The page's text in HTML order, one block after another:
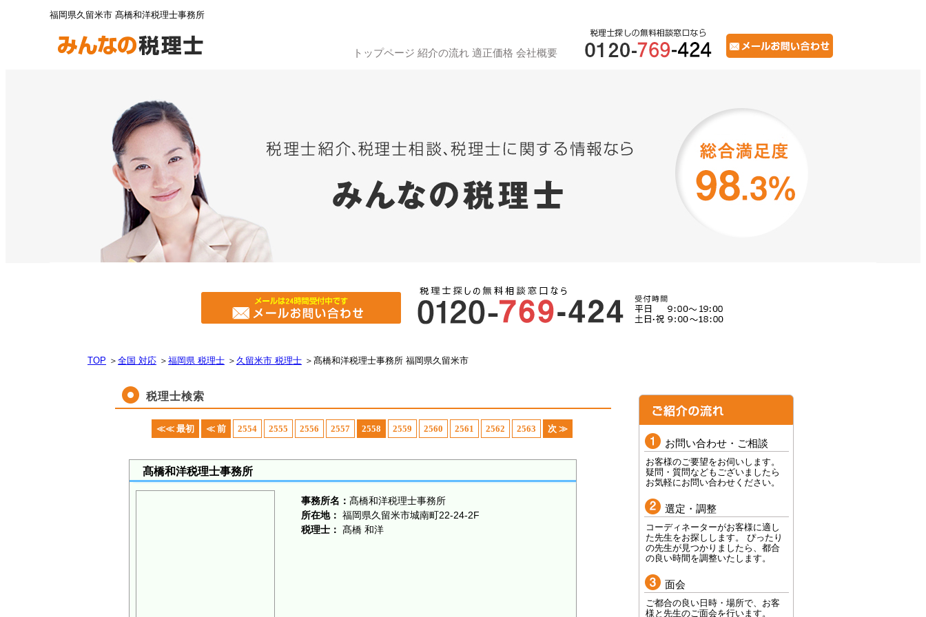
福岡県久留米市 髙橋和洋税理士事務所
トップページ 紹介の流れ 適正価格 会社概要
TOP ＞ 全国 対応 ＞ 福岡県 税理士 ＞ 久留米市 税理士 ＞ 髙橋和洋税理士事務所 福岡県久留米市
税理士検索
≪≪ 最初 ≪ 前 2554 2555 2556 2557 2558 2559 2560 2561 2562 2563 次 ≫
髙橋和洋税理士事務所
事務所名： 髙橋和洋税理士事務所
所在地： 福岡県久留米市城南町22-24-2F
税理士： 髙橋 和洋
お問い合わせ・ご相談
お客様のご要望をお伺いします。
疑問・質問などもございましたら
お気軽にお問い合わせください。
選定・調整
コーディネーターがお客様に適し
た先生をお探しします。 ぴったり
の先生が見つかりましたら、都合
の良い時間を調整いたします。
面会
ご都合の良い日時・場所で、お客
様と先生のご面会を行います。